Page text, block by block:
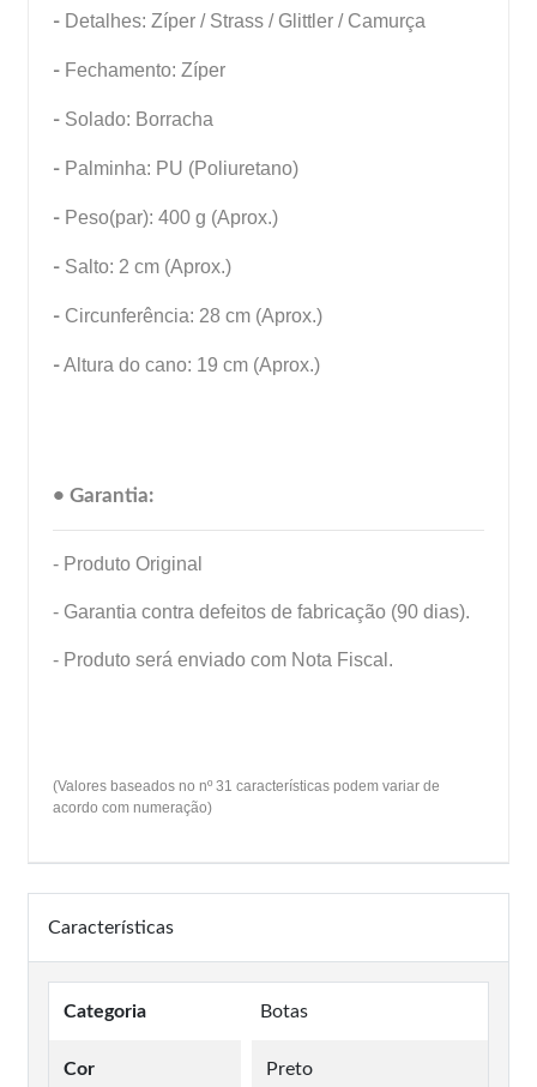
- Detalhes: Zíper / Strass / Glittler / Camurça
- Fechamento: Zíper
- Solado: Borracha
- Palminha: PU (Poliuretano)
- Peso(par): 400 g (Aprox.)
- Salto: 2 cm (Aprox.)
- Circunferência: 28 cm (Aprox.)
-Altura do cano: 19 cm (Aprox.)
• Garantia:
- Produto Original
- Garantia contra defeitos de fabricação (90 dias).
- Produto será enviado com Nota Fiscal.
(Valores baseados no nº 31 características podem variar de
acordo com numeração)
Características
Categoria Botas
Cor Preto